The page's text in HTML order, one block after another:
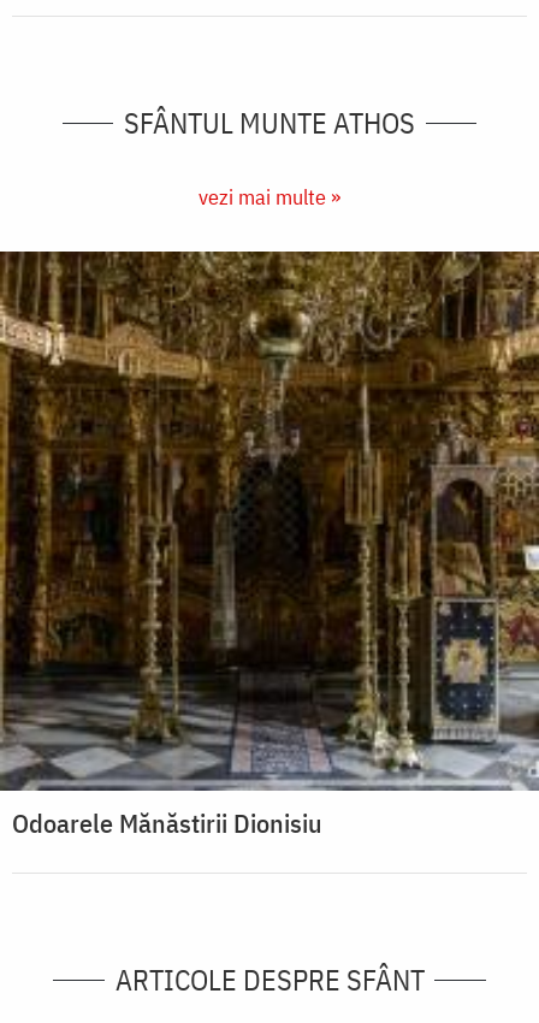
SFÂNTUL MUNTE ATHOS
vezi mai multe »
Odoarele Mănăstirii Dionisiu
ARTICOLE DESPRE SFÂNT